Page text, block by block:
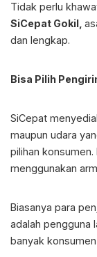
Tidak perlu
SiCepat Gokil,
dan lengkap.
Bisa Pilih
SiCepat
maupun udara
pilihan
menggunakan
Biasanya para
adalah pengguna
banyak